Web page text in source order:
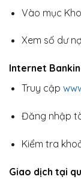
Vào mục
Xem số dư
Internet
Truy cập
Đăng nhập
Kiểm tra
Giao dịch tại